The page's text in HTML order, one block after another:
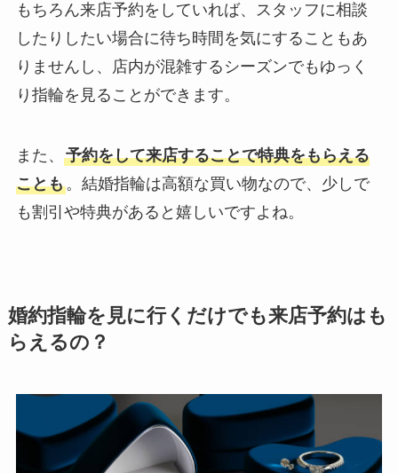
もちろん来店予約をしていれば、スタッフに相談
したりしたい場合に待ち時間を気にすることもあ
りませんし、店内が混雑するシーズンでもゆっく
り指輪を見ることができます。
また、 予約をして来店することで特典をもらえる
ことも。結婚指輪は高額な買い物なので、少しで
も割引や特典があると嬉しいですよね。
婚約指輪を見に行くだけでも来店予約はも
らえるの？